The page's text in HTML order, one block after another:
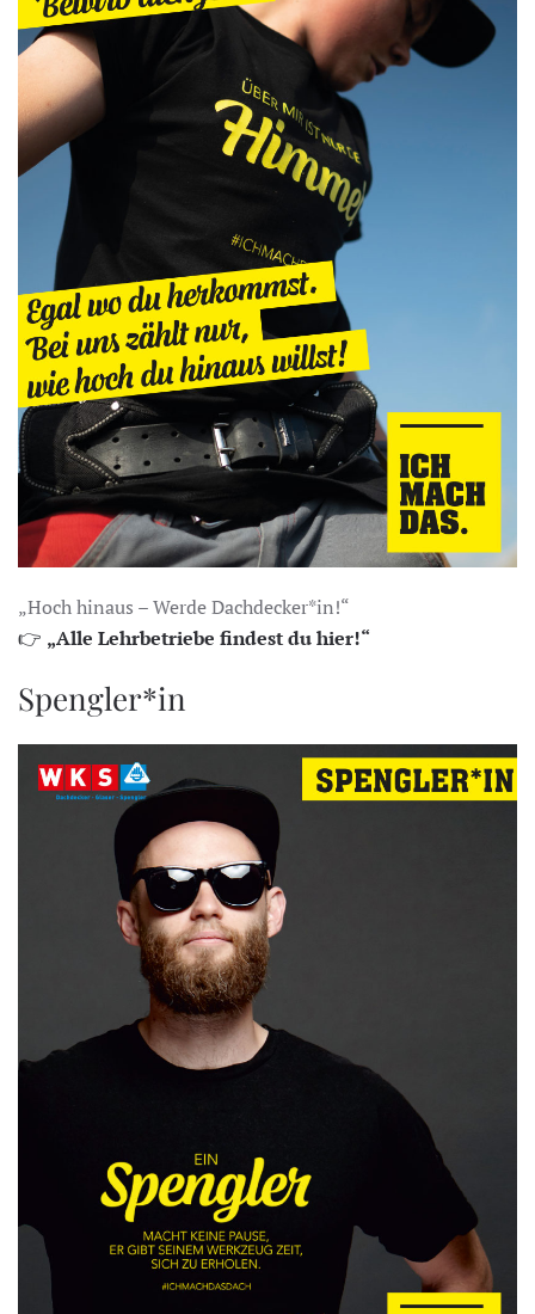
„Hoch hinaus – Werde Dachdecker*in!“
👉 „Alle Lehrbetriebe findest du hier!“
Spengler*in